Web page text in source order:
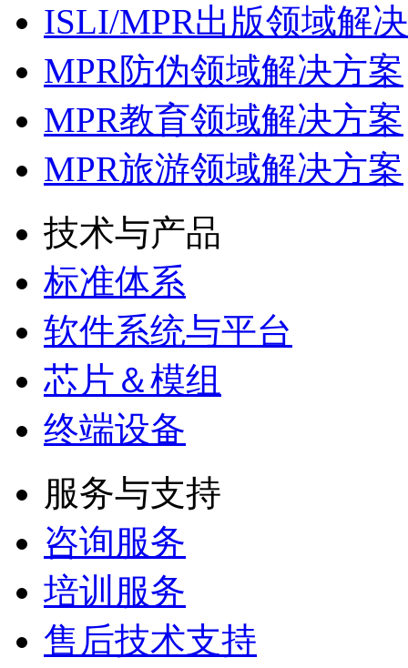
ISLI/MPR出版领域解
MPR防伪领域解决方案
MPR教育领域解决方案
MPR旅游领域解决方案
技术与产品
标准体系
软件系统与平台
芯片＆模组
终端设备
服务与支持
咨询服务
培训服务
售后技术支持